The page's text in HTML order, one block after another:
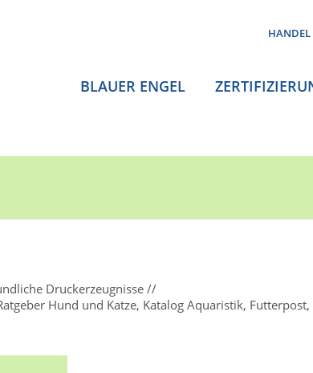
HANDEL
BLAUER ENGEL
Druckerzeugnisse
Hund und Katze, Katalog Aquaristik, Futterpost,